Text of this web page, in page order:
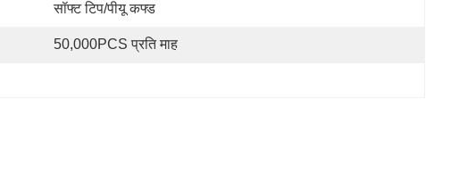
सॉफ्ट टिप/पीयू कफ्ड
50,000PCS प्रति माह